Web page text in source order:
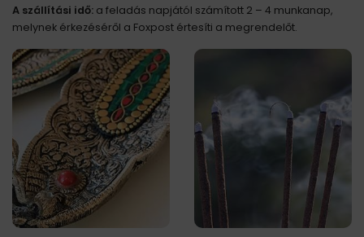
A szállítási idő: a feladás napjától számított 2 – 4 munkanap,
melynek érkezéséről a Foxpost értesíti a megrendelőt.